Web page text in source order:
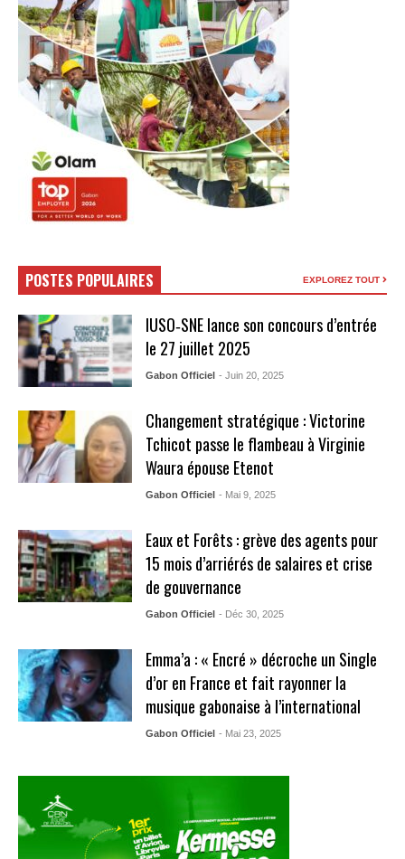
POSTES POPULAIRES EXPLOREZ TOUT
IUSO‑SNE lance son concours d’entrée
le 27 juillet 2025
Gabon Officiel - Juin 20, 2025
Changement stratégique : Victorine
Tchicot passe le flambeau à Virginie
Waura épouse Etenot
Gabon Officiel - Mai 9, 2025
Eaux et Forêts : grève des agents pour
15 mois d’arriérés de salaires et crise
de gouvernance
Gabon Officiel - Déc 30, 2025
Emma’a : « Encré » décroche un Single
d’or en France et fait rayonner la
musique gabonaise à l’international
Gabon Officiel - Mai 23, 2025